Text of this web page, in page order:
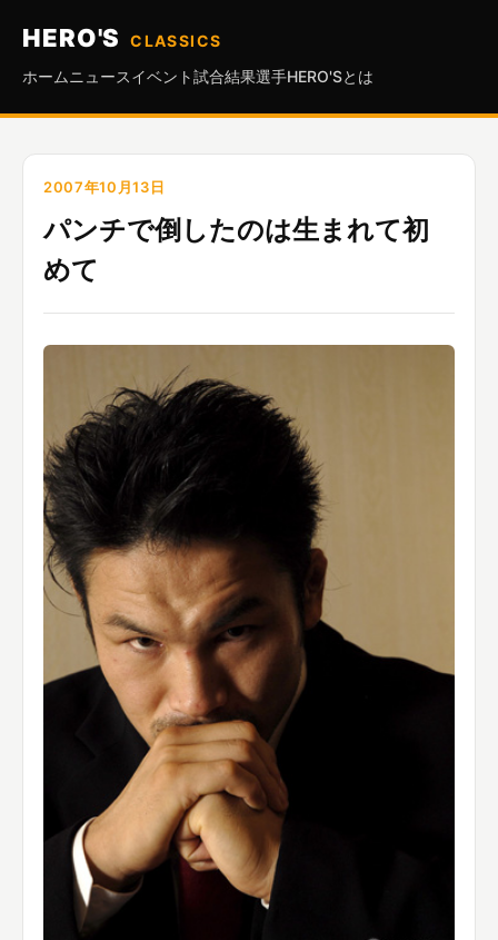
HERO'S
CLASSICS
ホーム ニュースイベント試合結果選手HERO'Sとは
2007年10月13日
パンチで倒したのは生まれて初
めて